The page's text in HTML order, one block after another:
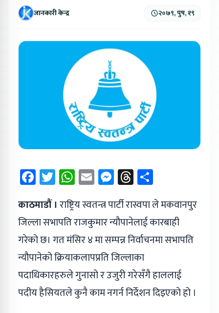
जानकारी केन्द्र २०७९, पुष, १९
Facebook
Twitter
WhatsApp
EmailMessenger
Threads
काठमाडौं । राष्ट्रिय स्वतन्त्र पार्टी रास्वपा ले मकवानपुर
जिल्ला सभापति राजकुमार न्यौपानेलाई कारबाही
गरेको छ। गत मंसिर ४ मा सम्पन्न निर्वाचनमा सभापति
न्यौपानेको क्रियाकलापप्रति जिल्लाका
पदाधिकारहरुले गुनासो र उजुरी गरेसँगै हाललाई
पदीय हैसियतले कुनै काम नगर्न निर्देशन दिइएको हो ।